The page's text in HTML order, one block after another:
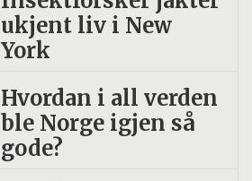
ukjent liv i New
York
Hvordan i all verden
ble Norge igjen så
gode?